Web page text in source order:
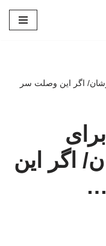
اگر این وصلت سر
اگر این